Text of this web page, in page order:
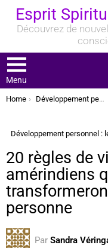
Esprit
Découvrez de
Menu
You are here:
Home Développement personnel : les clés pour mieux se connaître
Développement personnel :
20 règles de
amérindiens
personne
Par Sandra